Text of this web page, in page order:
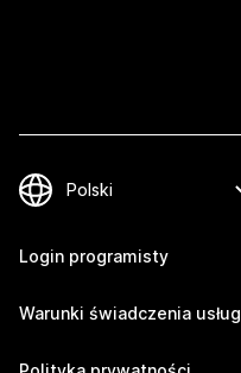
Login programisty
Warunki świadczenia usług